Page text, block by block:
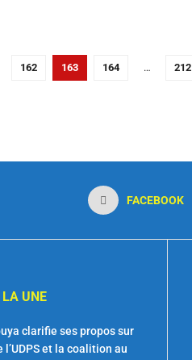
162 163 164 … 212
FACEBOOK
UNE
clarifie ses propos sur
l’UDPS et la coalition au